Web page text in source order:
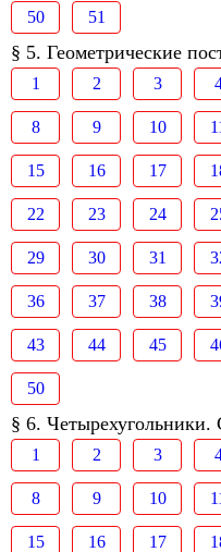
50 51
§ 5. Геометрические
1 2 3
8 9 10
15 16 17
22 23 24
29 30 31
36 37 38
43 44 45
50
§ 6. Четырехугольники.
1 2 3
8 9 10
15 16 17